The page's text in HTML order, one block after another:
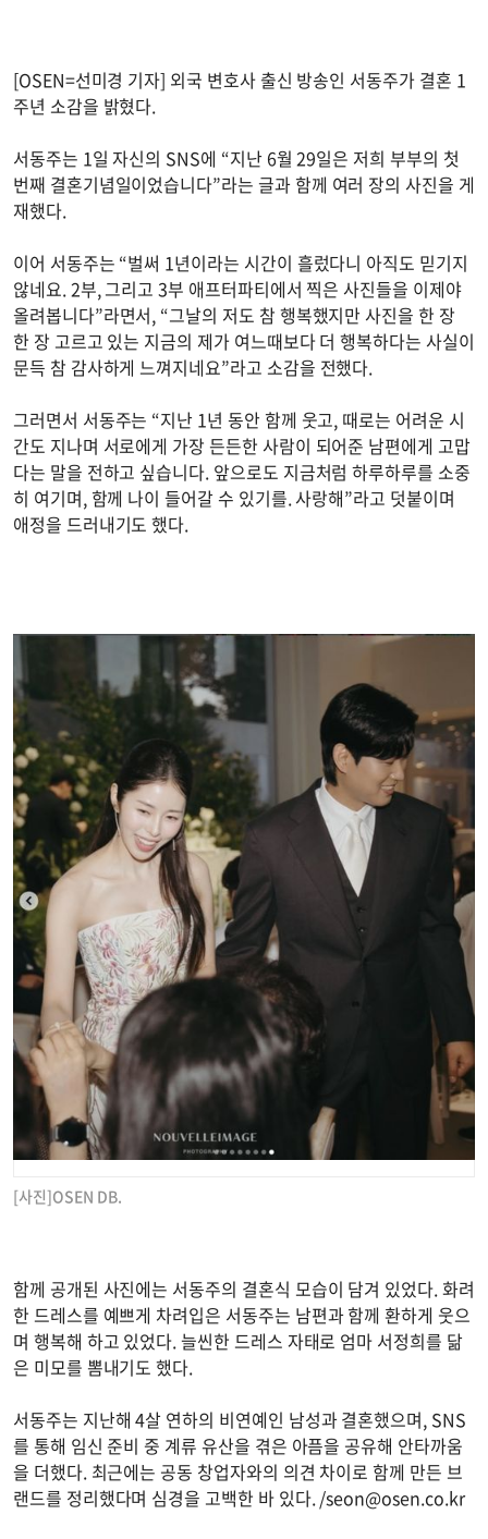
[OSEN=선미경 기자] 외국 변호사 출신 방송인 서동주가 결혼 1
주년 소감을 밝혔다.
서동주는 1일 자신의 SNS에 “지난 6월 29일은 저희 부부의 첫
번째 결혼기념일이었습니다”라는 글과 함께 여러 장의 사진을 게
재했다.
이어 서동주는 “벌써 1년이라는 시간이 흘렀다니 아직도 믿기지
않네요. 2부, 그리고 3부 애프터파티에서 찍은 사진들을 이제야
올려봅니다”라면서, “그날의 저도 참 행복했지만 사진을 한 장
한 장 고르고 있는 지금의 제가 여느때보다 더 행복하다는 사실이
문득 참 감사하게 느껴지네요”라고 소감을 전했다.
그러면서 서동주는 “지난 1년 동안 함께 웃고, 때로는 어려운 시
간도 지나며 서로에게 가장 든든한 사람이 되어준 남편에게 고맙
다는 말을 전하고 싶습니다. 앞으로도 지금처럼 하루하루를 소중
히 여기며, 함께 나이 들어갈 수 있기를. 사랑해”라고 덧붙이며
애정을 드러내기도 했다.
[사진]OSEN DB.
함께 공개된 사진에는 서동주의 결혼식 모습이 담겨 있었다. 화려
한 드레스를 예쁘게 차려입은 서동주는 남편과 함께 환하게 웃으
며 행복해 하고 있었다. 늘씬한 드레스 자태로 엄마 서정희를 닮
은 미모를 뽐내기도 했다.
서동주는 지난해 4살 연하의 비연예인 남성과 결혼했으며, SNS
를 통해 임신 준비 중 계류 유산을 겪은 아픔을 공유해 안타까움
을 더했다. 최근에는 공동 창업자와의 의견 차이로 함께 만든 브
랜드를 정리했다며 심경을 고백한 바 있다. /seon@osen.co.kr